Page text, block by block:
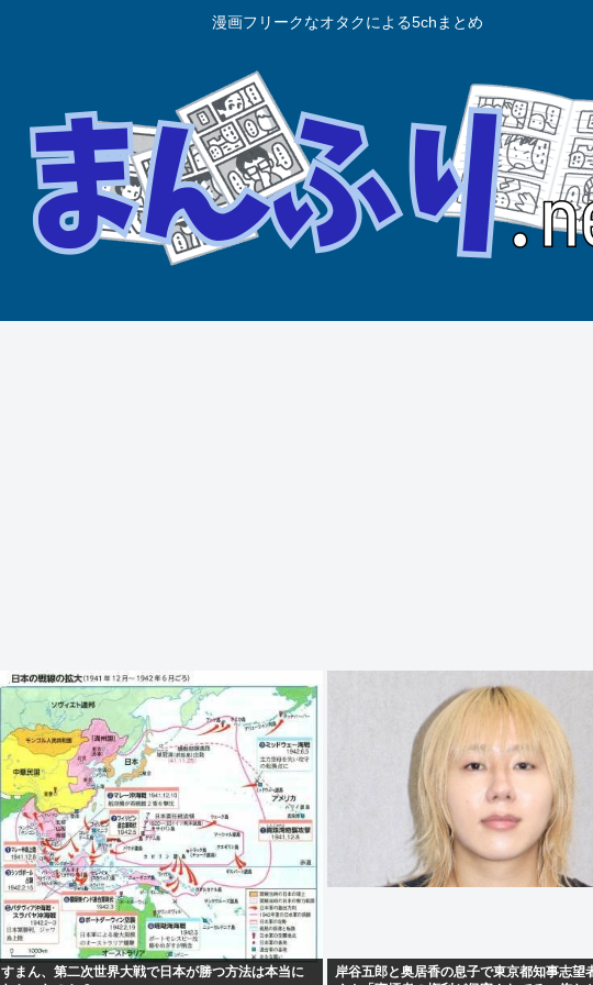
漫画フリークなオタクによる5chまとめ
すまん、第二次世界大戦で日本が勝つ方法は本当に
岸谷五郎と奥居香の息子で東京都知事志望